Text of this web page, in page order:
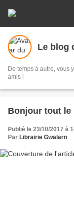
Le blog
De temps à autre, vous
amis !
Bonjour tout le
Publié le 23/10/2017 à
Par Librairie Gwalarn